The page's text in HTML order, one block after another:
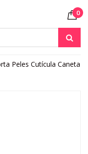
0
Peles Cutícula Caneta